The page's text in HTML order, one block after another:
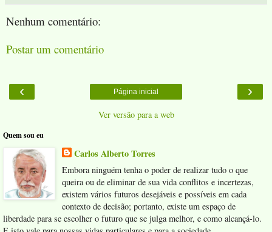
Nenhum comentário:
Postar um comentário
‹ ›
Página inicial
Ver versão para a web
Quem sou eu
Carlos Alberto Torres
Embora ninguém tenha o poder de realizar tudo o que
queira ou de eliminar de sua vida conflitos e incertezas,
existem vários futuros desejáveis e possíveis em cada
contexto de decisão; portanto, existe um espaço de
liberdade para se escolher o futuro que se julga melhor, e como alcançá-lo.